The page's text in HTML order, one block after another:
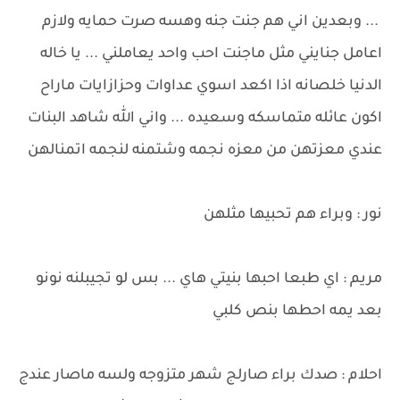
... وبعدين اني هم جنت جنه وهسه صرت حمايه ولازم
اعامل جنايني مثل ماجنت احب واحد يعاملني ... يا خاله
الدنيا خلصانه اذا اكعد اسوي عداوات وحزازايات ماراح
اكون عائله متماسكه وسعيده ... واني الله شاهد البنات
عندي معزتهن من معزه نجمه وشتمنه لنجمه اتمنالهن
نور : وبراء هم تحبيها مثلهن
مريم : اي طبعا احبها بنيتي هاي ... بس لو تجيبلنه نونو
بعد يمه احطها بنص كلبي
احلام : صدك براء صارلج شهر متزوجه ولسه ماصار عندج